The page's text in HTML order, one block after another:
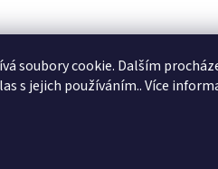
soubory cookie. Dalším
s jejich používáním.. Více
sociálních sítích